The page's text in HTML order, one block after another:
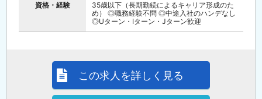
資格・経験
35歳以下（長期勤続によるキャリア形成のた
め） ◎職務経験不問 ◎中途入社のハンデなし
◎Uターン・Iターン・Jターン歓迎
この求人を詳しく見る